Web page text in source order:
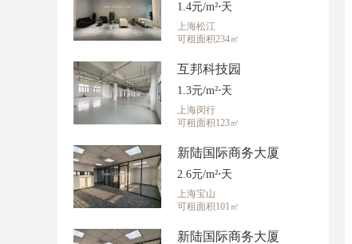
1.4元/m²⋅天
上海松江
可租面积234㎡
互邦科技园
1.3元/m²⋅天
上海闵行
可租面积123㎡
新陆国际商务大厦
2.6元/m²⋅天
上海宝山
可租面积101㎡
新陆国际商务大厦